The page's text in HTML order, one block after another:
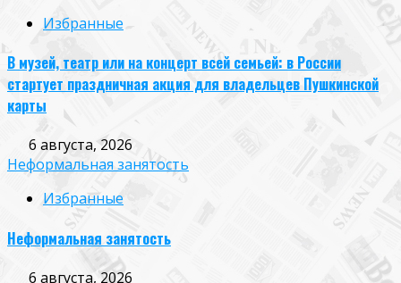
Избранные
В музей, театр или на концерт всей семьей: в России
стартует праздничная акция для владельцев Пушкинской
карты
6 августа, 2026
Неформальная занятость
Избранные
Неформальная занятость
6 августа, 2026